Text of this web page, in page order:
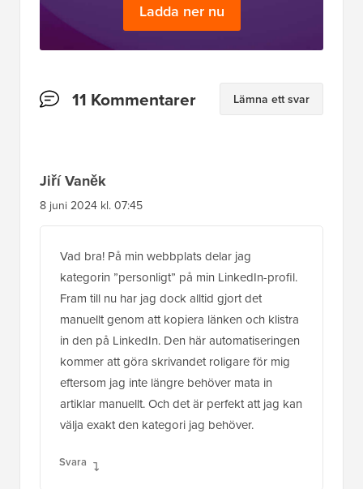
Ladda ner nu
Läsarnas11 Kommentarer Lämna ett svar
Jiří Vaněk
8 juni 2024 kl. 07:45
Vad bra! På min webbplats delar jag
kategorin ”personligt” på min LinkedIn-profil.
Fram till nu har jag dock alltid gjort det
manuellt genom att kopiera länken och klistra
in den på LinkedIn. Den här automatiseringen
kommer att göra skrivandet roligare för mig
eftersom jag inte längre behöver mata in
artiklar manuellt. Och det är perfekt att jag kan
välja exakt den kategori jag behöver.
Svara